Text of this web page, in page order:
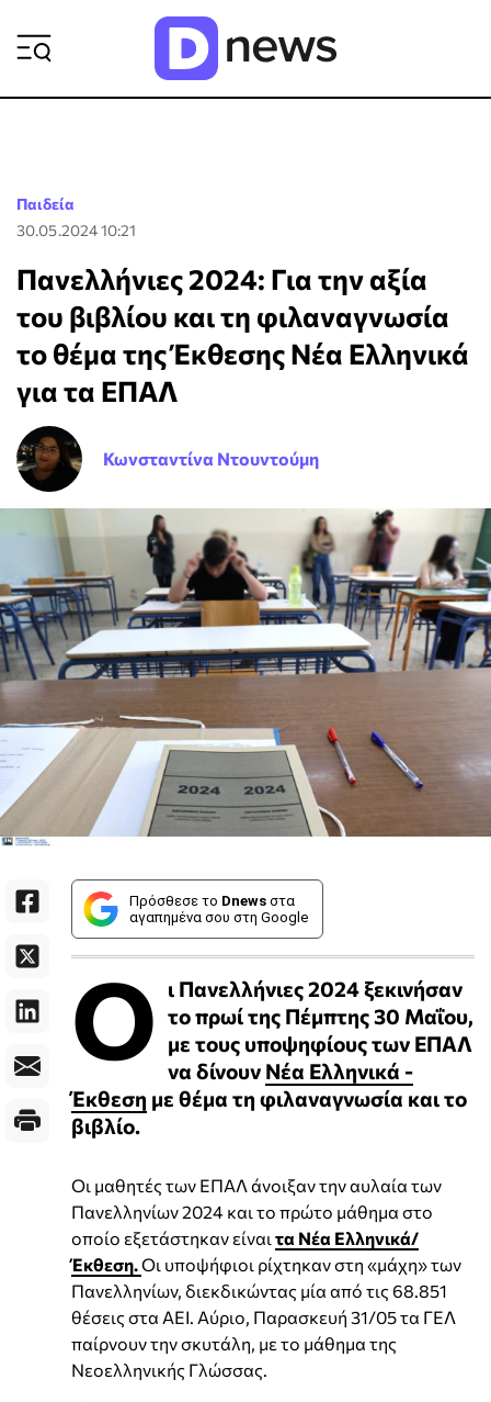
Παιδεία
30.05.2024 10:21
Πανελλήνιες 2024: Για την αξία
του βιβλίου και τη φιλαναγνωσία
το θέμα της Έκθεσης Νέα Ελληνικά
για τα ΕΠΑΛ
Κωνσταντίνα Ντουντούμη
Πρόσθεσε το Dnews στα
αγαπημένα σου στη Google
Ο ι Πανελλήνιες 2024 ξεκινήσαν
το πρωί της Πέμπτης 30 Μαΐου,
με τους υποψηφίους των ΕΠΑΛ
να δίνουν Νέα Ελληνικά -
Έκθεση με θέμα τη φιλαναγνωσία και το
βιβλίο.
Οι μαθητές των ΕΠΑΛ άνοιξαν την αυλαία των
Πανελληνίων 2024 και το πρώτο μάθημα στο
οποίο εξετάστηκαν είναι τα Νέα Ελληνικά/
Έκθεση. Οι υποψήφιοι ρίχτηκαν στη «μάχη» των
Πανελληνίων, διεκδικώντας μία από τις 68.851
θέσεις στα ΑΕΙ. Αύριο, Παρασκευή 31/05 τα ΓΕΛ
παίρνουν την σκυτάλη, με το μάθημα της
Νεοελληνικής Γλώσσας.